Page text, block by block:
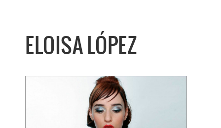
ELOISA LÓPEZ